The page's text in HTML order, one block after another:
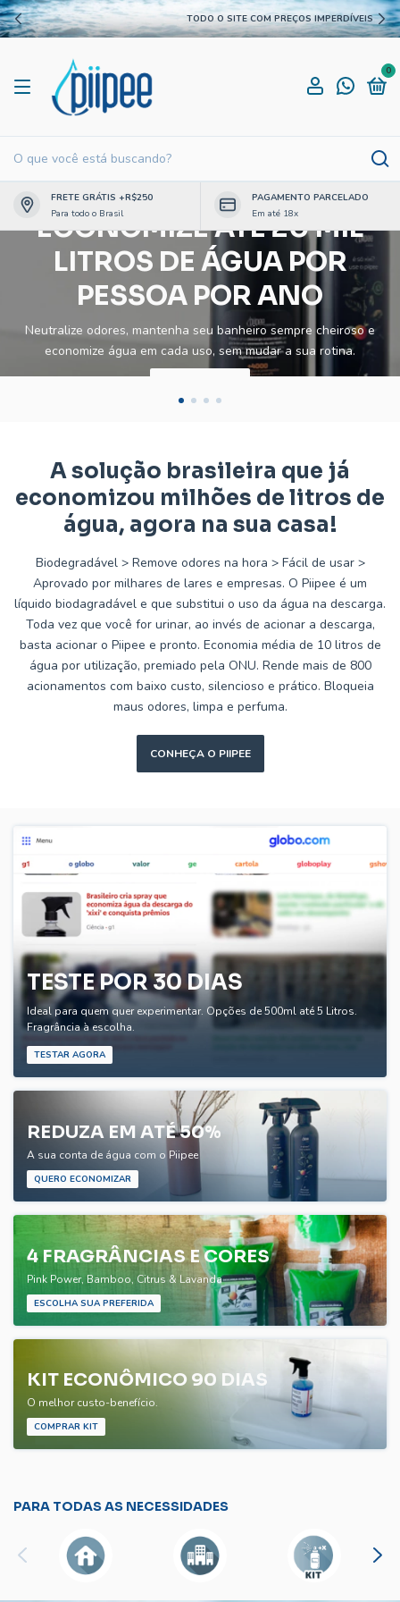
TODO O SITE COM PREÇOS IMPERDÍVEIS
0
FRETE GRÁTIS +R$250
Para todo o Brasil
PAGAMENTO PARCELADO
Em até 18x
ECONOMIZE ATÉ 20 MIL
LITROS DE ÁGUA POR
PESSOA POR ANO
Neutralize odores, mantenha seu banheiro sempre cheiroso e
economize água em cada uso, sem mudar a sua rotina.
A solução brasileira que já
economizou milhões de litros de
água, agora na sua casa!
Biodegradável > Remove odores na hora > Fácil de usar >
Aprovado por milhares de lares e empresas. O Piipee é um
líquido biodagradável e que substitui o uso da água na descarga.
Toda vez que você for urinar, ao invés de acionar a descarga,
basta acionar o Piipee e pronto. Economia média de 10 litros de
água por utilização, premiado pela ONU. Rende mais de 800
acionamentos com baixo custo, silencioso e prático. Bloqueia
maus odores, limpa e perfuma.
CONHEÇA O PIIPEE
TESTE POR 30 DIAS
Ideal para quem quer experimentar. Opções de 500ml até 5 Litros.
Fragrância à escolha.
TESTAR AGORA
REDUZA EM ATÉ 50%
A sua conta de água com o Piipee
QUERO ECONOMIZAR
4 FRAGRÂNCIAS E CORES
Pink Power, Bamboo, Citrus & Lavanda
ESCOLHA SUA PREFERIDA
KIT ECONÔMICO 90 DIAS
O melhor custo-benefício.
COMPRAR KIT
PARA TODAS AS NECESSIDADES